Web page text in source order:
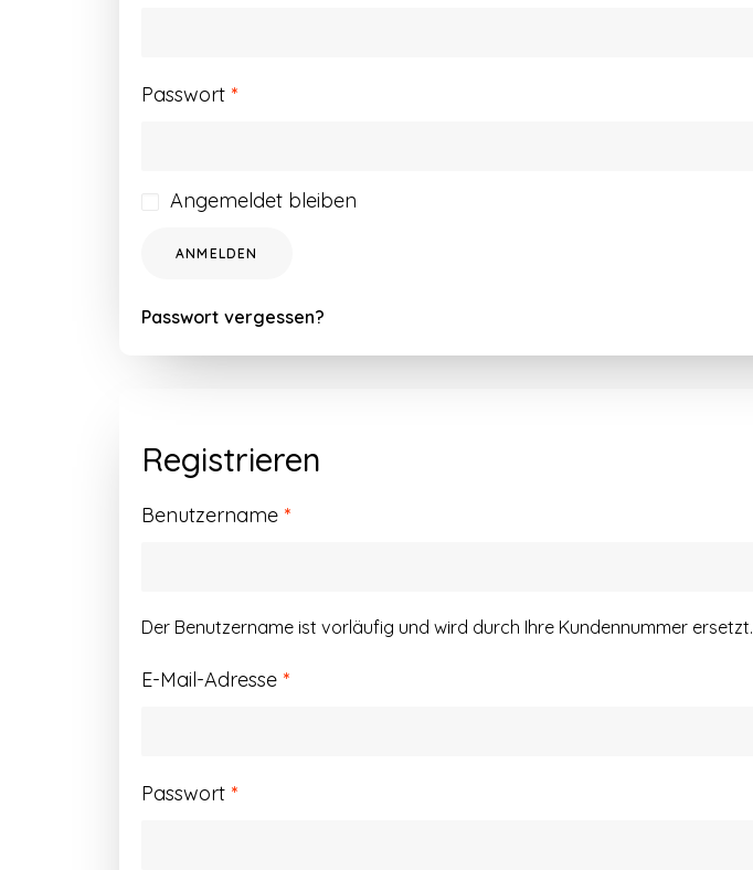
Passwort *Erforderlich
Angemeldet bleiben
ANMELDEN
Passwort vergessen?
Registrieren
Benutzername *Erforderlich
Der Benutzername ist vorläufig und wird durch Ihre Kundennummer ersetzt.
E-Mail-Adresse *Erforderlich
Passwort *Erforderlich